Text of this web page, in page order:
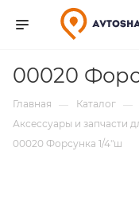
00020
Главная — Каталог —
Аксессуары и запчасти
00020 Форсунка 1/4"ш